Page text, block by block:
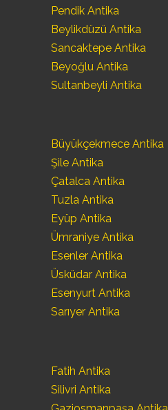
Pendik Antika
Beylikdüzü Antika
Sancaktepe Antika
Beyoğlu Antika
Sultanbeyli Antika
Büyükçekmece Antika
Şile Antika
Çatalca Antika
Tuzla Antika
Eyüp Antika
Ümraniye Antika
Esenler Antika
Üsküdar Antika
Esenyurt Antika
Sarıyer Antika
Fatih Antika
Silivri Antika